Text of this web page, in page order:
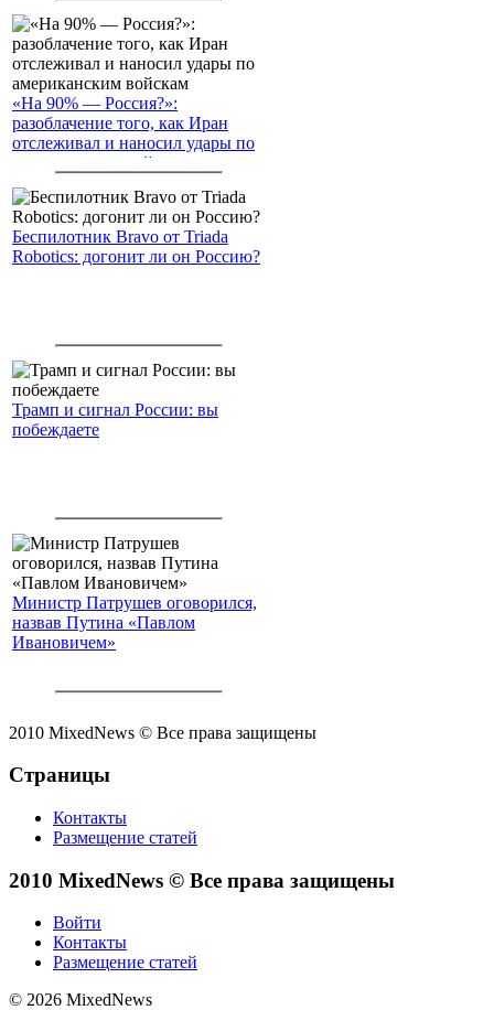
«На 90% — Россия?»:
разоблачение того, как Иран
отслеживал и наносил удары по
американским войскам
Беспилотник Bravo от Triada
Robotics: догонит ли он Россию?
Трамп и сигнал России: вы
побеждаете
Министр Патрушев оговорился,
назвав Путина «Павлом
Ивановичем»
2010 MixedNews © Все права защищены
Страницы
Контакты
Размещение статей
2010 MixedNews © Все права защищены
Войти
Контакты
Размещение статей
© 2026 MixedNews